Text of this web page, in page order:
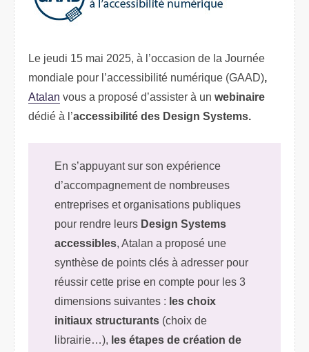
Le jeudi 15 mai 2025, à l’occasion de la Journée
mondiale pour l’accessibilité numérique (GAAD),
Atalan vous a proposé d’assister à un webinaire
dédié à l’accessibilité des Design Systems.
En s’appuyant sur son expérience
d’accompagnement de nombreuses
entreprises et organisations publiques
pour rendre leurs Design Systems
accessibles, Atalan a proposé une
synthèse de points clés à adresser pour
réussir cette prise en compte pour les 3
dimensions suivantes : les choix
initiaux structurants (choix de
librairie…), les étapes de création de